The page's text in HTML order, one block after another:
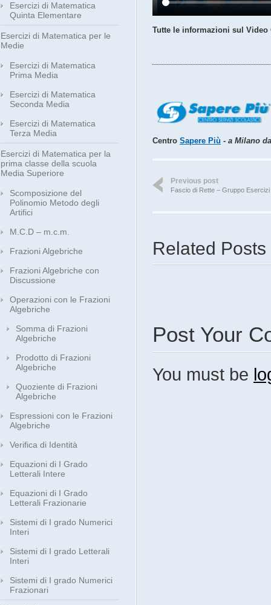
Tutte le informazioni sul
Centro Sapere Più - a Milano
Previous post
Fascio di Rette – Gruppo
Related Posts
Post Your
You must be
Esercizi di Matematica
Quinta Elementare
Esercizi di Matematica per le
Medie
Esercizi di Matematica
Prima Media
Esercizi di Matematica
Seconda Media
Esercizi di Matematica
Terza Media
Esercizi di Matematica per la
prima classe della scuola
Media Superiore
Scomposizione del
Polinomio Metodo degli
Artifici
M.C.D – m.c.m.
Frazioni Algebriche
Frazioni Algebriche con
Discussione
Operazioni con le Frazioni
Algebriche
Somma di Frazioni
Algebriche
Prodotto di Frazioni
Algebriche
Quoziente di Frazioni
Algebriche
Espressioni con le Frazioni
Algebriche
Verifica di Identità
Equazioni di I Grado
Letterali Intere
Equazioni di I Grado
Letterali Frazionarie
Sistemi di I grado Numerici
Interi
Sistemi di I grado Letterali
Interi
Sistemi di I grado Numerici
Frazionari